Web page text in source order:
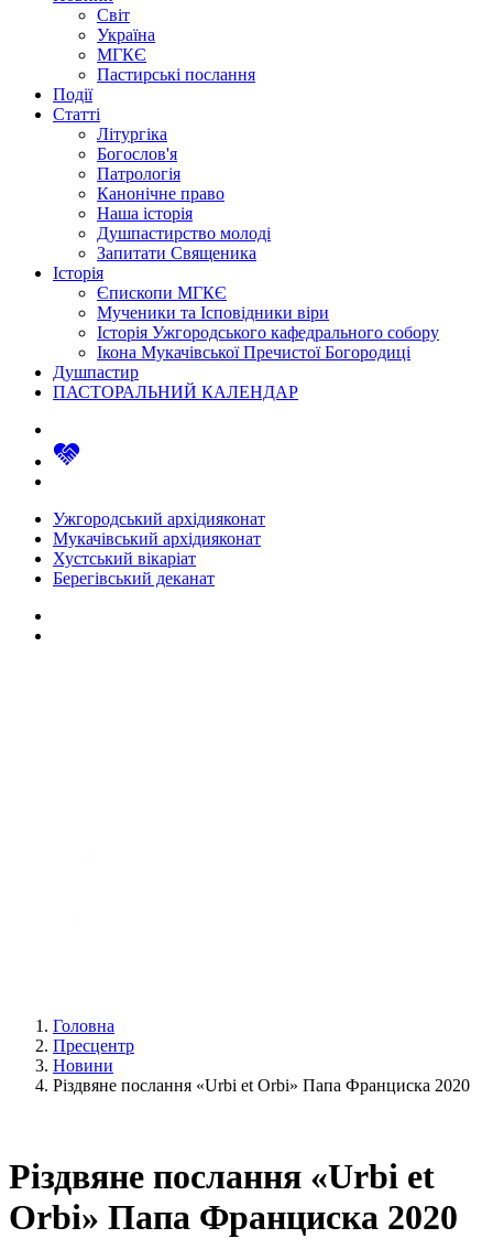
Світ
Україна
МГКЄ
Пастирські послання
Події
Статті
Літургіка
Богослов'я
Патрологія
Канонічне право
Наша історія
Душпастирство молоді
Запитати Священика
Історія
Єпископи МГКЄ
Мученики та Ісповідники віри
Історія Ужгородського кафедрального собору
Ікона Мукачівської Пречистої Богородиці
Душпастир
ПАСТОРАЛЬНИЙ КАЛЕНДАР
Ужгородський архідияконат
Мукачівський архідияконат
Хустський вікаріат
Берегівський деканат
Головна
Пресцентр
Новини
Різдвяне послання «Urbi et Orbi» Папа Франциска 2020
Різдвяне послання «Urbi et
Orbi» Папа Франциска 2020